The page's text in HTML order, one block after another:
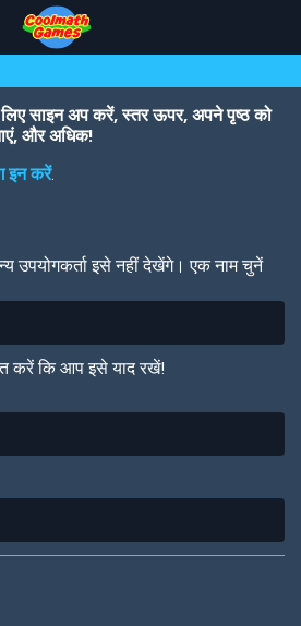
साइन अप करें, स्तर ऊपर, अपने पृष्ठ को
और अधिक!
इन करें.
उपयोगकर्ता इसे नहीं देखेंगे। एक नाम चुनें
करें कि आप इसे याद रखें!